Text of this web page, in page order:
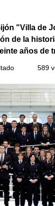
"Villa de
de la
años de
589